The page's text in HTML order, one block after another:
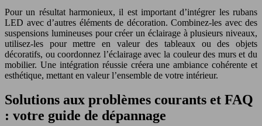
Pour un résultat harmonieux, il est important d’intégrer les rubans
LED avec d’autres éléments de décoration. Combinez-les avec des
suspensions lumineuses pour créer un éclairage à plusieurs niveaux,
utilisez-les pour mettre en valeur des tableaux ou des objets
décoratifs, ou coordonnez l’éclairage avec la couleur des murs et du
mobilier. Une intégration réussie créera une ambiance cohérente et
esthétique, mettant en valeur l’ensemble de votre intérieur.
Solutions aux problèmes courants et FAQ
: votre guide de dépannage